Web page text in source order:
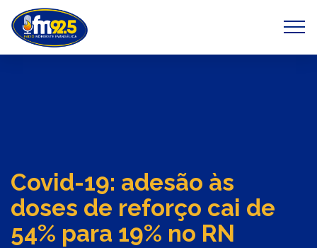
Previous Next
Covid-19: adesão às
doses de reforço cai de
54% para 19% no RN